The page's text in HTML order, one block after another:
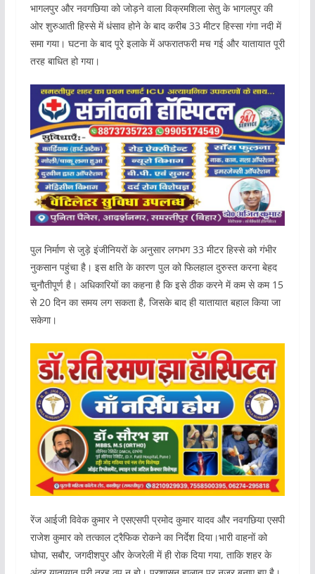
भागलपुर और नवगछिया को जोड़ने वाला विक्रमशिला सेतु के भागलपुर की
ओर शुरुआती हिस्से में धंसाव होने के बाद करीब 33 मीटर हिस्सा गंगा नदी में
समा गया। घटना के बाद पूरे इलाके में अफरातफरी मच गई और यातायात पूरी
तरह बाधित हो गया।
पुल निर्माण से जुड़े इंजीनियरों के अनुसार लगभग 33 मीटर हिस्से को गंभीर
नुकसान पहुंचा है। इस क्षति के कारण पुल को फिलहाल दुरुस्त करना बेहद
चुनौतीपूर्ण है। अधिकारियों का कहना है कि इसे ठीक करने में कम से कम 15
से 20 दिन का समय लग सकता है, जिसके बाद ही यातायात बहाल किया जा
सकेगा।
रेंज आईजी विवेक कुमार ने एसएसपी प्रमोद कुमार यादव और नवगछिया एसपी
राजेश कुमार को तत्काल ट्रैफिक रोकने का निर्देश दिया।भारी वाहनों को
घोघा, सबौर, जगदीशपुर और केजरेली में ही रोक दिया गया, ताकि शहर के